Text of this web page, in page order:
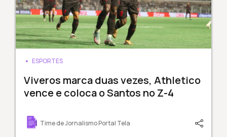
ESPORTES
Viveros marca duas vezes, Athletico
vence e coloca o Santos no Z-4
Time de Jornalismo Portal Tela